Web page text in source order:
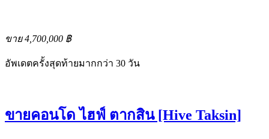
ขาย 4,700,000 ฿
อัพเดตครั้งสุดท้ายมากกว่า 30 วัน
ขายคอนโด ไฮฟ์ ตากสิน [Hive Taksin]